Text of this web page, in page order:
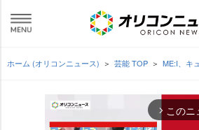
ホーム (オリコンニュース) 芸能 TOP ME:I、キ
arrow_forward_ios このニ